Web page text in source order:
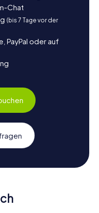
Chat
(bis 7 Tage vor der
PayPal oder auf